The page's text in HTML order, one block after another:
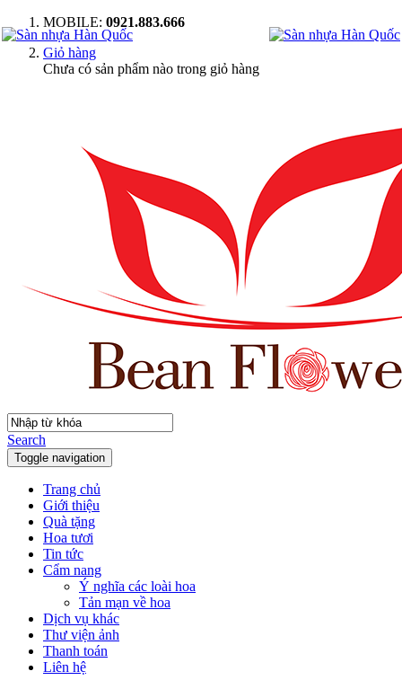
MOBILE: 0921.883.666
Giỏ hàng
Chưa có sản phẩm nào trong giỏ hàng
Search
Toggle navigation
Trang chủ
Giới thiệu
Quà tặng
Hoa tươi
Tin tức
Cẩm nang
Ý nghĩa các loài hoa
Tản mạn về hoa
Dịch vụ khác
Thư viện ảnh
Thanh toán
Liên hệ